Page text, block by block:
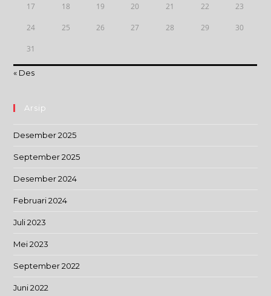
17 18 19 20 21 22 23
24 25 26 27 28 29 30
31
« Des
Arsip
Desember 2025
September 2025
Desember 2024
Februari 2024
Juli 2023
Mei 2023
September 2022
Juni 2022